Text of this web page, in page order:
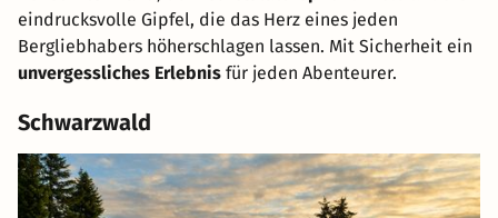
eindrucksvolle Gipfel, die das Herz eines jeden
Bergliebhabers höherschlagen lassen. Mit Sicherheit ein
unvergessliches Erlebnis für jeden Abenteurer.
Schwarzwald